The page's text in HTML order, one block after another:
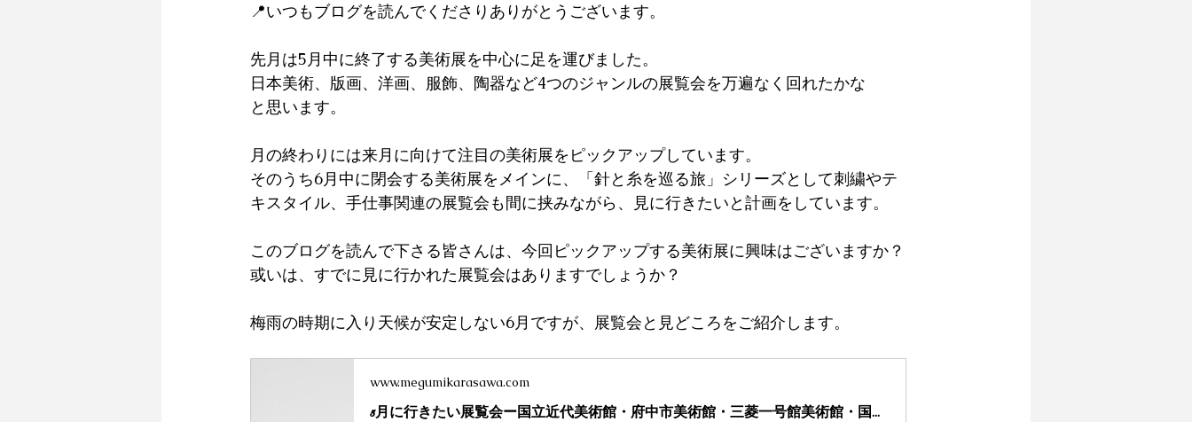
📍いつもブログを読んでくださりありがとうございます。
先月は5月中に終了する美術展を中心に足を運びました。
日本美術、版画、洋画、服飾、陶器など4つのジャンルの展覧会を万遍なく回れたかな
と思います。
月の終わりには来月に向けて注目の美術展をピックアップしています。
そのうち6月中に閉会する美術展をメインに、「針と糸を巡る旅」シリーズとして刺繍やテ
キスタイル、手仕事関連の展覧会も間に挟みながら、見に行きたいと計画をしています。
このブログを読んで下さる皆さんは、今回ピックアップする美術展に興味はございますか？
或いは、すでに見に行かれた展覧会はありますでしょうか？
梅雨の時期に入り天候が安定しない6月ですが、展覧会と見どころをご紹介します。
www.megumikarasawa.com
5月に行きたい展覧会ー国立近代美術館・府中市美術館・三菱一号館美術館・国立西洋美術館（5月中に閉会する展覧会中心に）